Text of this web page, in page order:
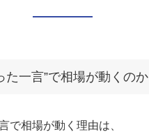
た一言”で相場が動くのか
で相場が動く理由は、